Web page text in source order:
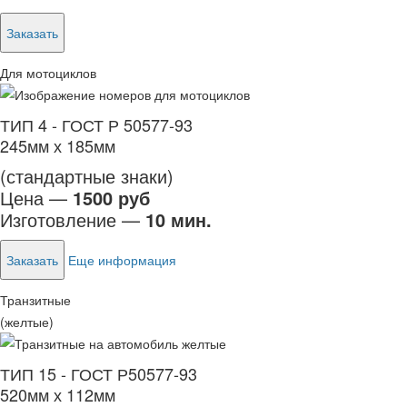
Заказать
Для мотоциклов
ТИП 4 - ГОСТ Р 50577-93
245мм х 185мм
(стандартные знаки)
Цена — 1500 руб
Изготовление — 10 мин.
Заказать Еще информация
Транзитные
(желтые)
ТИП 15 - ГОСТ Р50577-93
520мм х 112мм